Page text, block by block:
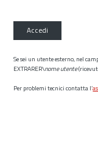
Accedi
Se sei un utente esterno, nel
EXTRARER\nome utente
Per problemi tecnici contatta l’